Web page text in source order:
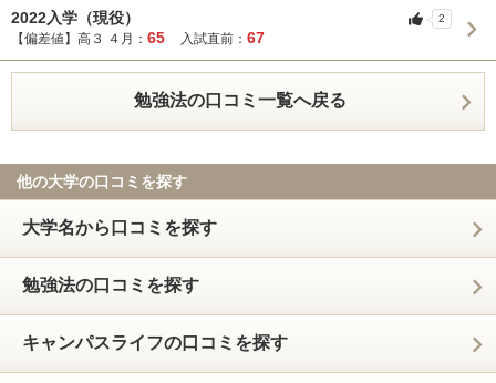
2022入学（現役）
【偏差値】高３ ４月： 65 入試直前： 67
2
勉強法の口コミ一覧へ戻る
他の大学の口コミを探す
大学名から口コミを探す
勉強法の口コミを探す
キャンパスライフの口コミを探す